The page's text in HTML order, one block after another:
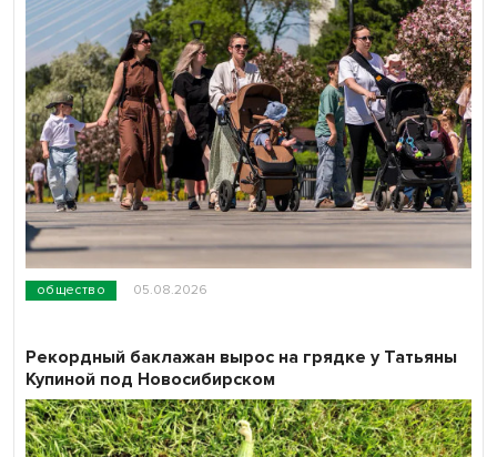
общество 05.08.2026
Рекордный баклажан вырос на грядке у Татьяны
Купиной под Новосибирском